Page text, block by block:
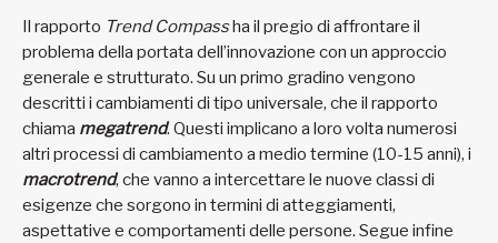
Il rapporto Trend Compassha il pregio di affrontare il
problema della portata dell’innovazione con un approccio
generale e strutturato. Su un primo gradino vengono
descritti i cambiamenti di tipo universale, che il rapporto
chiama megatrend. Questi implicano a loro volta numerosi
altri processi di cambiamento a medio termine (10-15 anni), i
macrotrend, che vanno a intercettare le nuove classi di
esigenze che sorgono in termini di atteggiamenti,
aspettative e comportamenti delle persone. Segue infine